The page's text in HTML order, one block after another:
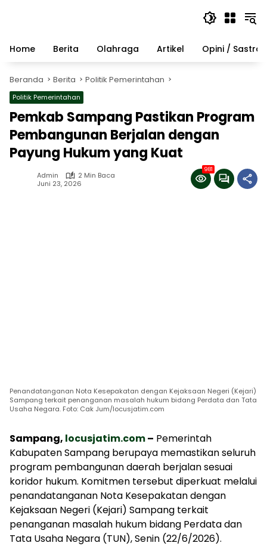
Home
Berita Olahraga Artikel Opini / Sastra
Beranda Berita Politik Pemerintahan
Politik Pemerintahan
Pemkab Sampang Pastikan Program
Pembangunan Berjalan dengan
Payung Hukum yang Kuat
Admin
2 Min Baca
Juni 23, 2026
981
Penandatanganan Nota Kesepakatan dengan Kejaksaan Negeri (Kejari)
Sampang terkait penanganan masalah hukum bidang Perdata dan Tata
Usaha Negara. Foto: Cak Jum/locusjatim.com
Sampang, locusjatim.com– Pemerintah
Kabupaten Sampang berupaya memastikan seluruh
program pembangunan daerah berjalan sesuai
koridor hukum. Komitmen tersebut diperkuat melalui
penandatanganan Nota Kesepakatan dengan
Kejaksaan Negeri (Kejari) Sampang terkait
penanganan masalah hukum bidang Perdata dan
Tata Usaha Negara (TUN), Senin (22/6/2026).